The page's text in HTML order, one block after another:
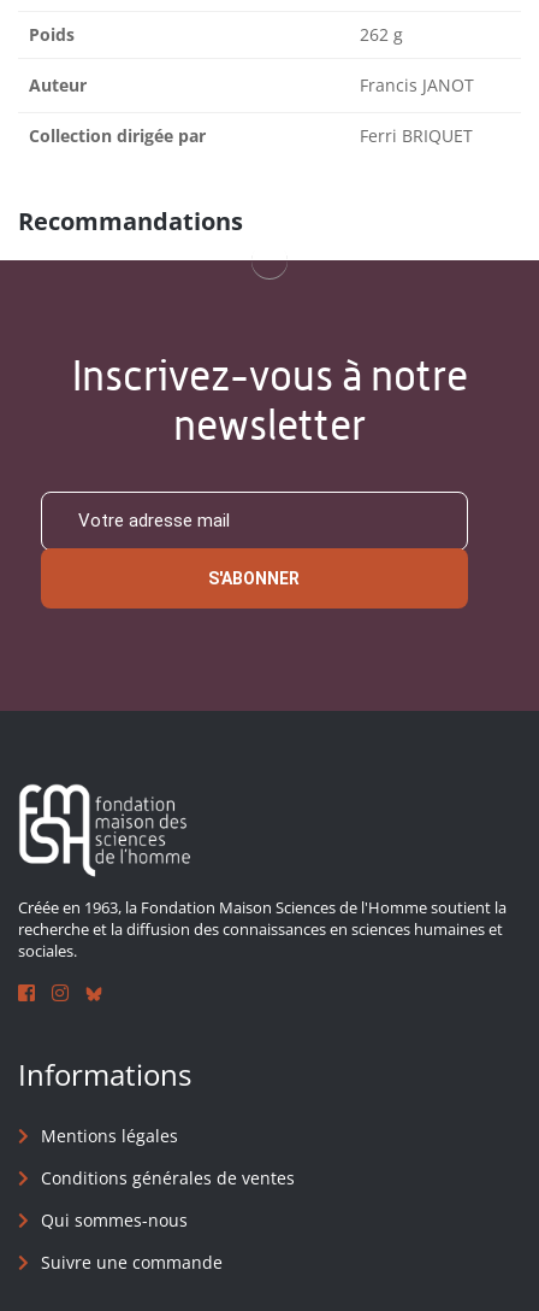
Poids 262 g
Auteur Francis JANOT
Collection dirigée par Ferri BRIQUET
Recommandations
Inscrivez-vous à notre
newsletter
S'ABONNER
Créée en 1963, la Fondation Maison Sciences de l'Homme soutient la
recherche et la diffusion des connaissances en sciences humaines et
sociales.
Informations
Mentions légales
Conditions générales de ventes
Qui sommes-nous
Suivre une commande